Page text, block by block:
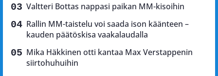
Valtteri Bottas nappasi paikan MM-kisoihin
Rallin MM-taistelu voi saada ison käänteen –
kauden päätöskisa vaakalaudalla
Mika Häkkinen otti kantaa Max Verstappenin
siirtohuhuihin